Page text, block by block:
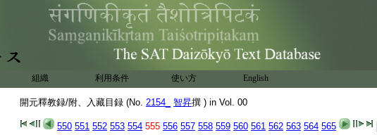
組織 利用条件 使い方 English
開元釋教録/附、入藏目録 (No. 2154_ 智昇撰 ) in Vol. 00
550 551 552 553 554 555 556 557 558 559 560 561 562 563 564 565
T2154_.55.0554c19:五衆哀號於槀街。四民顧歎於城市。于時道
T2154_.55.0554c20:俗蒙然投骸無措。頼由震方出帝氛祲廓清。
T2154_.55.0554c21:素襲啓聞 19 薄究宗領。登即大 20
T2154_.55.0554c22:故佛日重朗於唐世。又由琳矣。琳頻逢黜陟
誓結維持。道挫世情良資寡學。乃探索典籍
隱括玄奧。撰辯正論八卷。頴川陳子良注之
T2154_.55.0554c25:并製序。良文學雄伯群儒仰戴。誘勸成則其
T2154_.55.0554c26:
從如雲。貞觀初。文帝捨終南山
T2154_.55.0554c27:置龍田 22 寺。琳性欣幽靜就而住之。衆所推美
T2154_.55.0554c28: 擧知寺任。從容山服詠歌林野。三年勅波頗